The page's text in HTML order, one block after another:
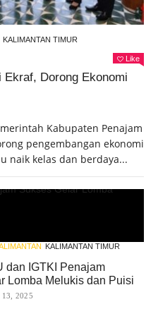
KALIMANTAN TIMUR
Like
Ekraf, Dorong Ekonomi
Kabupaten Penajam
pengembangan ekonomi
naik kelas dan berdaya...
KALIMANTAN TIMUR
dan IGTKI Penajam
Lomba Melukis dan Puisi
13, 2025